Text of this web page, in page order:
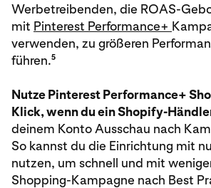
Werbetreibenden, die ROAS-
mit Pinterest Performance+
verwenden, zu größeren
führen.5
Nutze Pinterest Performance+
Klick, wenn du ein Shopify-
deinem Konto Ausschau nach
So kannst du die Einrichtung mit
nutzen, um schnell und mit
Shopping-Kampagne nach Best